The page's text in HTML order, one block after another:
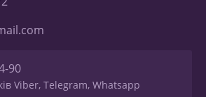
90
Viber, Telegram, Whatsapp